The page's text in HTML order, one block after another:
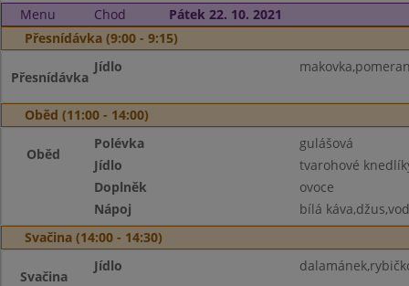
Menu Chod
Pátek 22. 10. 2021
Přesnídávka (9:00 - 9:15)
Přesnídávka
Jídlo
Oběd (11:00 - 14:00)
Oběd
Polévka
gulášová
Jídlo
tvarohové
Doplněk
ovoce
Nápoj
bílá
Svačina (14:00 - 14:30)
Svačina
Jídlo